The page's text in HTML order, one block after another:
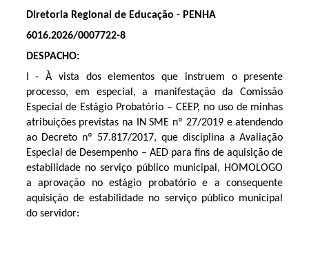
Diretoria Regional de Educação - PENHA
6016.2026/0007722-8
DESPACHO:
I - À vista dos elementos que instruem o presente
processo, em especial, a manifestação da Comissão
Especial de Estágio Probatório – CEEP, no uso de minhas
atribuições previstas na IN SME nº 27/2019 e atendendo
ao Decreto nº 57.817/2017, que disciplina a Avaliação
Especial de Desempenho – AED para fins de aquisição de
estabilidade no serviço público municipal, HOMOLOGO
a aprovação no estágio probatório e a consequente
aquisição de estabilidade no serviço público municipal
do servidor: